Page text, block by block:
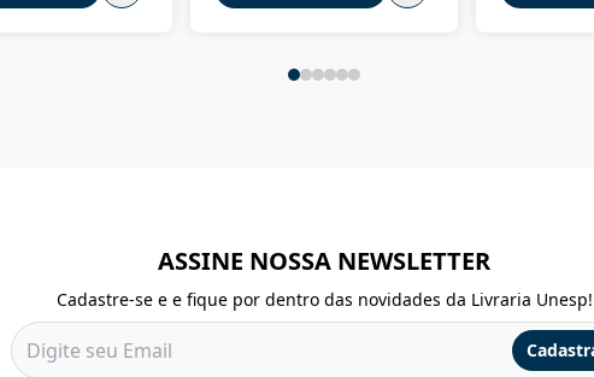
ASSINE NOSSA NEWSLETTER
Cadastre-se e e fique por dentro das novidades da Livraria Unesp!